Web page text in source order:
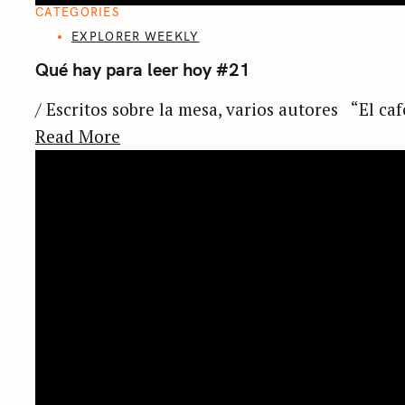
CATEGORIES
EXPLORER WEEKLY
Qué hay para leer hoy #21
/ Escritos sobre la mesa, varios autores “El
Read More